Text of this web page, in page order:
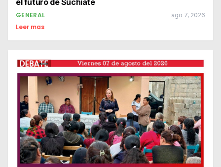
el futuro de Suchiate
GENERAL ago 7, 2026
Leer mas